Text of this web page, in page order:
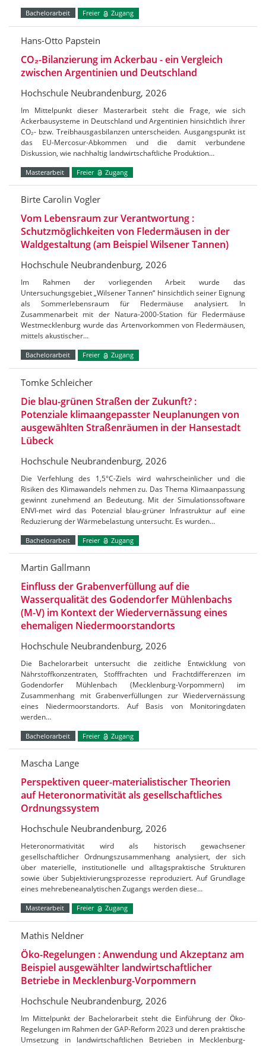
Bachelorarbeit Freier Zugang
Hans-Otto Papstein
CO₂-Bilanzierung im Ackerbau - ein Vergleich
zwischen Argentinien und Deutschland
Hochschule Neubrandenburg, 2026
Im Mittelpunkt dieser Masterarbeit steht die Frage, wie sich
Ackerbausysteme in Deutschland und Argentinien hinsichtlich ihrer
CO₂- bzw. Treibhausgasbilanzen unterscheiden. Ausgangspunkt ist
das EU-Mercosur-Abkommen und die damit verbundene
Diskussion, wie nachhaltig landwirtschaftliche Produktion…
Masterarbeit Freier Zugang
Birte Carolin Vogler
Vom Lebensraum zur Verantwortung :
Schutzmöglichkeiten von Fledermäusen in der
Waldgestaltung (am Beispiel Wilsener Tannen)
Hochschule Neubrandenburg, 2026
Im Rahmen der vorliegenden Arbeit wurde das
Untersuchungsgebiet „Wilsener Tannen“ hinsichtlich seiner Eignung
als Sommerlebensraum für Fledermäuse analysiert. In
Zusammenarbeit mit der Natura-2000-Station für Fledermäuse
Westmecklenburg wurde das Artenvorkommen von Fledermäusen,
mittels akustischer…
Bachelorarbeit Freier Zugang
Tomke Schleicher
Die blau-grünen Straßen der Zukunft? :
Potenziale klimaangepasster Neuplanungen von
ausgewählten Straßenräumen in der Hansestadt
Lübeck
Hochschule Neubrandenburg, 2026
Die Verfehlung des 1,5°C-Ziels wird wahrscheinlicher und die
Risiken des Klimawandels nehmen zu. Das Thema Klimaanpassung
gewinnt zunehmend an Bedeutung. Mit der Simulationssoftware
ENVI-met wird das Potenzial blau-grüner Infrastruktur auf eine
Reduzierung der Wärmebelastung untersucht. Es wurden…
Bachelorarbeit Freier Zugang
Martin Gallmann
Einfluss der Grabenverfüllung auf die
Wasserqualität des Godendorfer Mühlenbachs
(M-V) im Kontext der Wiedervernässung eines
ehemaligen Niedermoorstandorts
Hochschule Neubrandenburg, 2026
Die Bachelorarbeit untersucht die zeitliche Entwicklung von
Nährstoffkonzentraten, Stofffrachten und Frachtdifferenzen im
Godendorfer Mühlenbach (Mecklenburg-Vorpommern) im
Zusammenhang mit Grabenverfüllungen zur Wiedervernässung
eines Niedermoorstandorts. Auf Basis von Monitoringdaten
werden…
Bachelorarbeit Freier Zugang
Mascha Lange
Perspektiven queer-materialistischer Theorien
auf Heteronormativität als gesellschaftliches
Ordnungssystem
Hochschule Neubrandenburg, 2026
Heteronormativität wird als historisch gewachsener
gesellschaftlicher Ordnungszusammenhang analysiert, der sich
über materielle, institutionelle und alltagspraktische Strukturen
sowie über Subjektivierungsprozesse reproduziert. Auf Grundlage
eines mehrebeneanalytischen Zugangs werden diese…
Masterarbeit Freier Zugang
Mathis Neldner
Öko-Regelungen : Anwendung und Akzeptanz am
Beispiel ausgewählter landwirtschaftlicher
Betriebe in Mecklenburg-Vorpommern
Hochschule Neubrandenburg, 2026
Im Mittelpunkt der Bachelorarbeit steht die Einführung der Öko-
Regelungen im Rahmen der GAP-Reform 2023 und deren praktische
Umsetzung in landwirtschaftlichen Betrieben in Mecklenburg-